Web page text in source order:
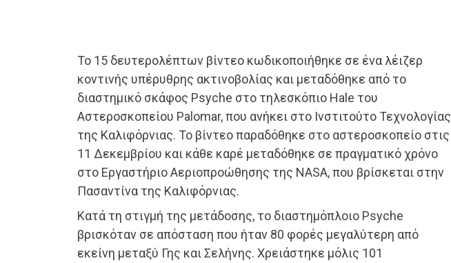
Το 15 δευτερολέπτων βίντεο κωδικοποιήθηκε σε ένα λέιζερ
κοντινής υπέρυθρης ακτινοβολίας και μεταδόθηκε από το
διαστημικό σκάφος Psyche στο τηλεσκόπιο Hale του
Αστεροσκοπείου Palomar, που ανήκει στο Ινστιτούτο Τεχνολογίας
της Καλιφόρνιας. Το βίντεο παραδόθηκε στο αστεροσκοπείο στις
11 Δεκεμβρίου και κάθε καρέ μεταδόθηκε σε πραγματικό χρόνο
στο Εργαστήριο Αεριοπροώθησης της NASA, που βρίσκεται στην
Πασαντίνα της Καλιφόρνιας.
Κατά τη στιγμή της μετάδοσης, το διαστημόπλοιο Psyche
βρισκόταν σε απόσταση που ήταν 80 φορές μεγαλύτερη από
εκείνη μεταξύ Γης και Σελήνης. Χρειάστηκε μόλις 101